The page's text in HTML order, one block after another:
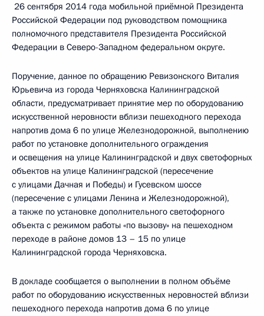
26 сентября 2014 года мобильной приёмной Президента
Российской Федерации под руководством помощника
полномочного представителя Президента Российской
Федерации в Северо-Западном федеральном округе.
Поручение, данное по обращению Ревизонского Виталия
Юрьевича из города Черняховска Калининградской
области, предусматривает принятие мер по оборудованию
искусственной неровности вблизи пешеходного перехода
напротив дома 6 по улице Железнодорожной, выполнению
работ по установке дополнительного ограждения
и освещения на улице Калининградской и двух светофорных
объектов на улице Калининградской (пересечение
с улицами Дачная и Победы) и Гусевском шоссе
(пересечение с улицами Ленина и Железнодорожной),
а также по установке дополнительного светофорного
объекта с режимом работы «по вызову» на пешеходном
переходе в районе домов 13 – 15 по улице
Калининградской города Черняховска.
В докладе сообщается о выполнении в полном объёме
работ по оборудованию искусственных неровностей вблизи
пешеходного перехода напротив дома 6 по улице